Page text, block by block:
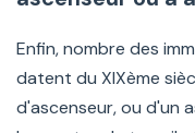
Enfin, nombre des
datent du XIXème
d'ascenseur, ou d'un